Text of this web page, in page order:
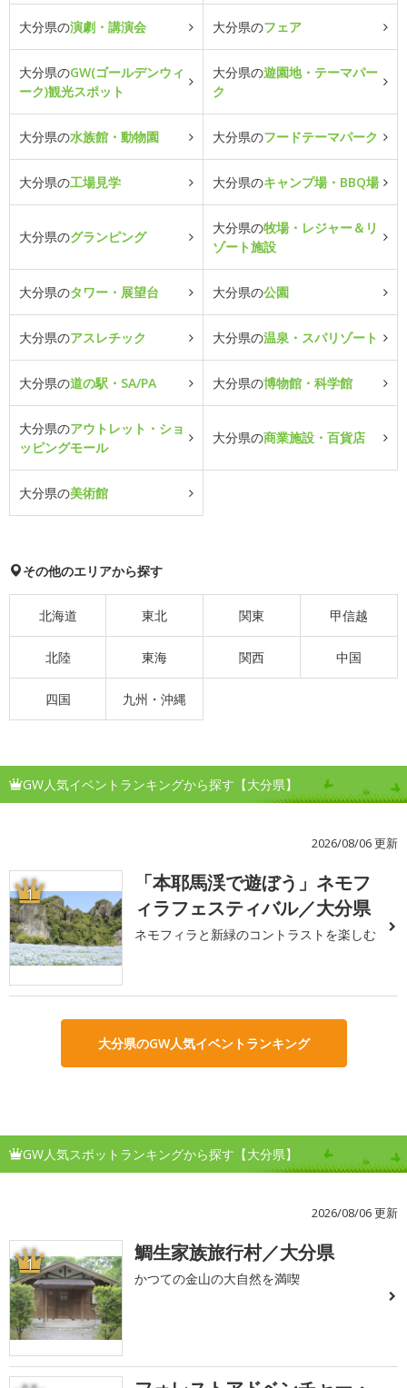
大分県の演劇・講演会 大分県のフェア
大分県のGW(ゴールデンウィ
ーク)観光スポット
大分県の遊園地・テーマパー
ク
大分県の水族館・動物園 大分県のフードテーマパーク
大分県の工場見学 大分県のキャンプ場・BBQ場
大分県のグランピング
大分県の牧場・レジャー＆リ
ゾート施設
大分県のタワー・展望台 大分県の公園
大分県のアスレチック 大分県の温泉・スパリゾート
大分県の道の駅・SA/PA 大分県の博物館・科学館
大分県のアウトレット・ショ
ッピングモール
大分県の商業施設・百貨店
大分県の美術館
その他のエリアから探す
北海道 東北 関東 甲信越
北陸 東海 関西 中国
四国 九州・沖縄
GW人気イベントランキングから探す【大分県】
2026/08/06 更新
1
「本耶馬渓で遊ぼう」ネモフ
ィラフェスティバル／大分県
ネモフィラと新緑のコントラストを楽しむ
大分県のGW人気イベントランキング
GW人気スポットランキングから探す【大分県】
2026/08/06 更新
1 鯛生家族旅行村／大分県
かつての金山の大自然を満喫